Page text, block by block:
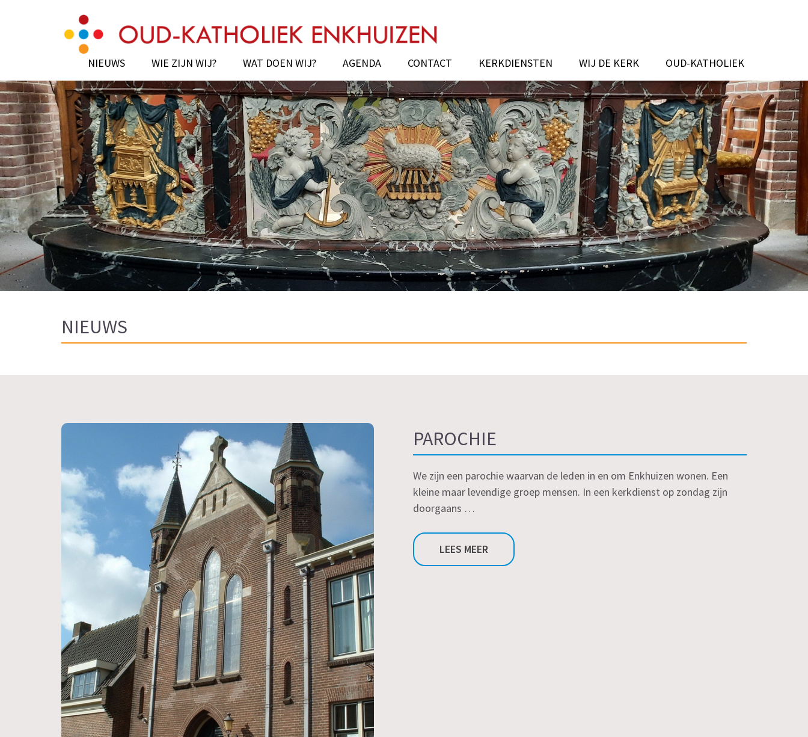
Oud-Katholiek Enkhuizen
NIEUWS WIE ZIJN WIJ? WAT DOEN WIJ? AGENDA CONTACT KERKDIENSTEN WIJ DE KERK OUD-KATHOLIEK
NIEUWS
PAROCHIE
We zijn een parochie waarvan de leden in en om Enkhuizen wonen. Een
kleine maar levendige groep mensen. In een kerkdienst op zondag zijn
doorgaans …
LEES MEER